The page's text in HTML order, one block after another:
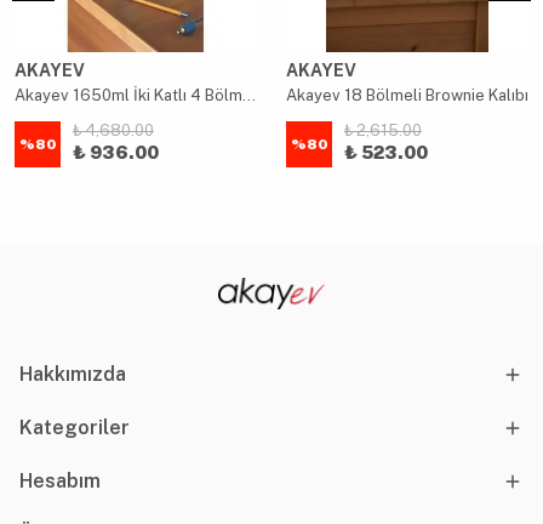
AKAYEV
Akayev 1650ml İki Katlı 4 Bölmeli Çelik Yemek Kabı Mavi
%80
₺ 4,680.00
₺ 936.00
AKAYEV
Akayev 18 Bölmeli Brownie Kalıbı
%80
₺ 2,615.00
₺ 523.00
Hakkımızda
Kategoriler
Hesabım